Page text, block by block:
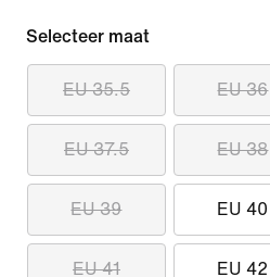
Selecteer maat
EU 35.5 EU 36
EU 37.5 EU 38
EU 39 EU 40
EU 41 EU 42